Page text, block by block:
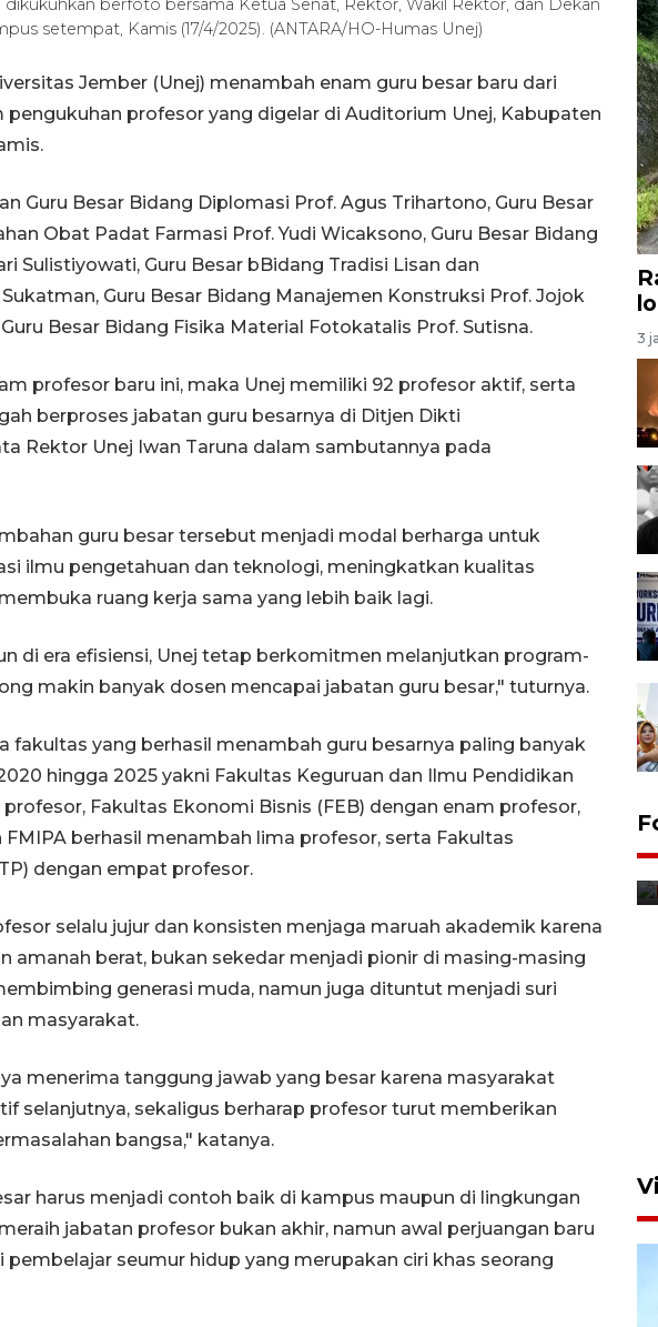
dikukuhkan berfoto bersama Ketua Senat, Rektor, Wakil Rektor, dan Dekan
setempat, Kamis (17/4/2025). (ANTARA/HO-Humas Unej)
Jember (Unej) menambah enam guru besar baru dari
profesor yang digelar di Auditorium Unej, Kabupaten
Guru Besar Bidang Diplomasi Prof. Agus Trihartono, Guru Besar
Obat Padat Farmasi Prof. Yudi Wicaksono, Guru Besar Bidang
Sulistiyowati, Guru Besar bBidang Tradisi Lisan dan
Guru Besar Bidang Manajemen Konstruksi Prof. Jojok
Besar Bidang Fisika Material Fotokatalis Prof. Sutisna.
profesor baru ini, maka Unej memiliki 92 profesor aktif, serta
berproses jabatan guru besarnya di Ditjen Dikti
Rektor Unej Iwan Taruna dalam sambutannya pada
guru besar tersebut menjadi modal berharga untuk
ilmu pengetahuan dan teknologi, meningkatkan kualitas
ruang kerja sama yang lebih baik lagi.
di era efisiensi, Unej tetap berkomitmen melanjutkan program-
makin banyak dosen mencapai jabatan guru besar," tuturnya.
fakultas yang berhasil menambah guru besarnya paling banyak
hingga 2025 yakni Fakultas Keguruan dan Ilmu Pendidikan
Fakultas Ekonomi Bisnis (FEB) dengan enam profesor,
FMIPA berhasil menambah lima profesor, serta Fakultas
dengan empat profesor.
selalu jujur dan konsisten menjaga maruah akademik karena
amanah berat, bukan sekedar menjadi pionir di masing-masing
generasi muda, namun juga dituntut menjadi suri
masyarakat.
menerima tanggung jawab yang besar karena masyarakat
selanjutnya, sekaligus berharap profesor turut memberikan
bangsa," katanya.
harus menjadi contoh baik di kampus maupun di lingkungan
jabatan profesor bukan akhir, namun awal perjuangan baru
seumur hidup yang merupakan ciri khas seorang
3
Jurnalis bagikan bendera
gratis sambut HUT